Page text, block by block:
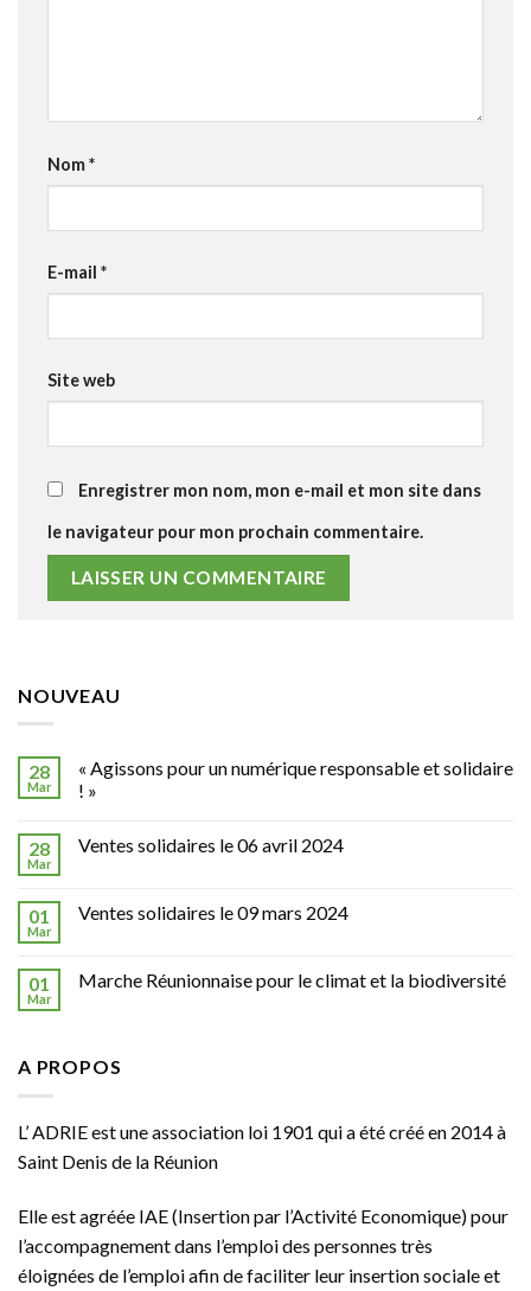
Nom*
E-mail *
Site web
Enregistrer mon nom, mon e-mail et mon site dans
le navigateur pour mon prochain commentaire.
NOUVEAU
28
Mar
« Agissons pour un numérique responsable et solidaire
! »
28
Mar
Ventes solidaires le 06 avril 2024
01
Mar
Ventes solidaires le 09 mars 2024
01
Mar
Marche Réunionnaise pour le climat et la biodiversité
A PROPOS
L’ ADRIE est une association loi 1901 qui a été créé en 2014 à
Saint Denis de la Réunion
Elle est agréée IAE(Insertion par l’Activité Economique) pour
l’accompagnement dans l’emploi des personnes très
éloignées de l’emploi afin de faciliter leur insertion sociale et